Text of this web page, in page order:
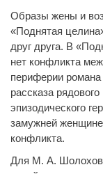
Образы жены и
«Поднятая
друг друга. В
нет конфликта
периферии романа
рассказа
эпизодического
замужней
конфликта.
Для М. А.